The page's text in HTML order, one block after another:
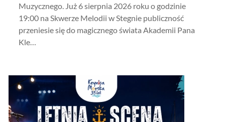
Muzycznego. Już 6 sierpnia 2026 roku o godzinie
19:00 na Skwerze Melodii w Stegnie publiczność
przeniesie się do magicznego świata Akademii Pana
Kle…